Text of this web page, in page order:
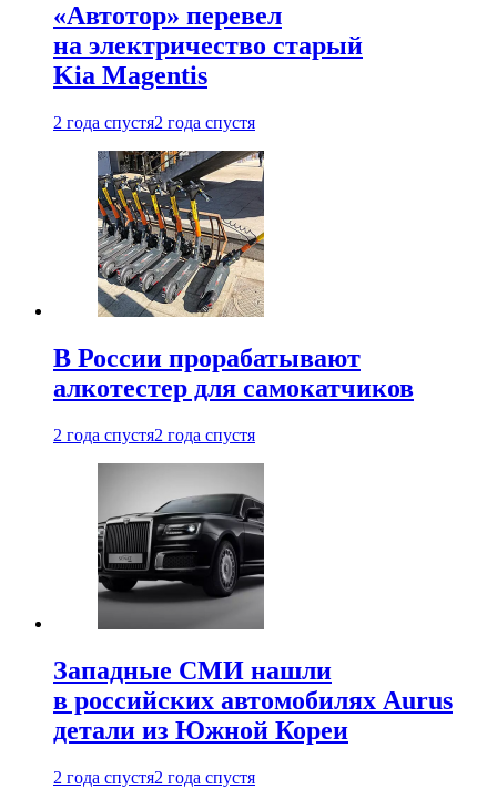
«Автотор» перевел
на электричество старый
Kia Magentis
2 года спустя2 года спустя
В России прорабатывают
алкотестер для самокатчиков
2 года спустя2 года спустя
Западные СМИ нашли
в российских автомобилях Aurus
детали из Южной Кореи
2 года спустя2 года спустя